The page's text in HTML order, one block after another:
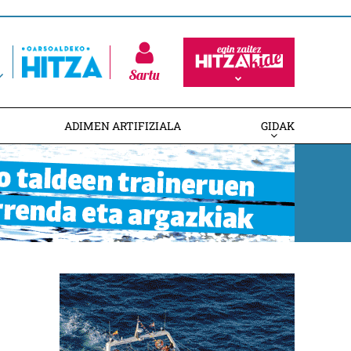
Sartu
ADIMEN ARTIFIZIALA GIDAK